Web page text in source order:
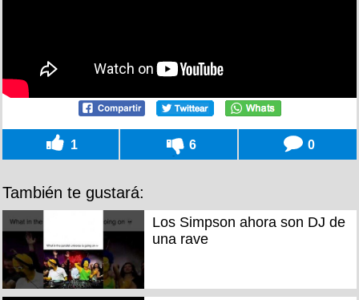
1 6 0
También te gustará:
Los Simpson ahora son DJ de
una rave